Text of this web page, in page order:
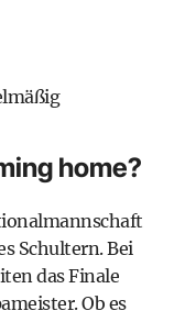
home?
Schultern. Bei
das Finale
Ob es